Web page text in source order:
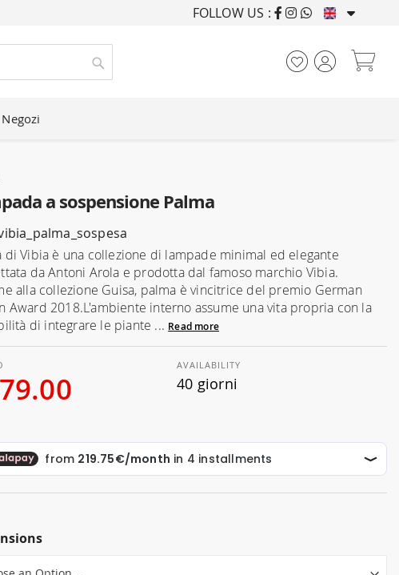
FURNISHING HOUSES
FOLLOW US :
Search
Negozi
a sospensione Palma
di Vibia è una collezione di lampade minimal ed elegante
da Antoni Arola e prodotta dal famoso marchio Vibia.
alla collezione Guisa, palma è vincitrice del premio German
Award 2018.L'ambiente interno assume una vita propria con la
di integrare le piante ... Read more
AVAILABILITY
40 giorni